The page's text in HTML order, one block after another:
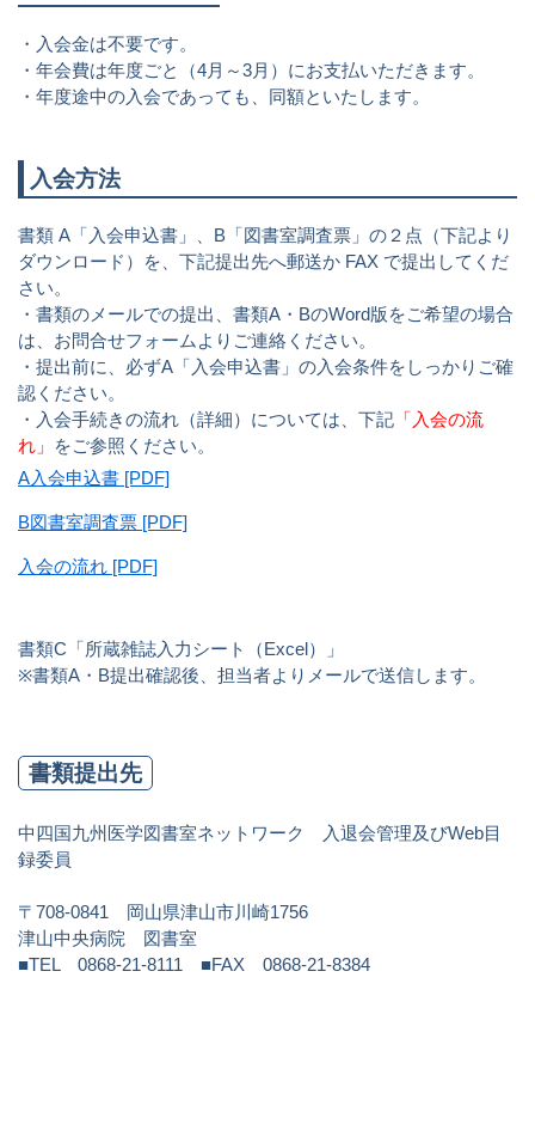
・入会金は不要です。
・年会費は年度ごと（4月～3月）にお支払いただきます。
・年度途中の入会であっても、同額といたします。
入会方法
書類 A「入会申込書」、B「図書室調査票」の２点（下記より
ダウンロード）を、下記提出先へ郵送か FAX で提出してくだ
さい。
・書類のメールでの提出、書類A・BのWord版をご希望の場合
は、お問合せフォームよりご連絡ください。
・提出前に、必ずA「入会申込書」の入会条件をしっかりご確
認ください。
・入会手続きの流れ（詳細）については、下記 「入会の流
れ」
をご参照ください。
A入会申込書 [PDF]
B図書室調査票 [PDF]
入会の流れ [PDF]
書類C「所蔵雑誌入力シート（Excel）」
※書類A・B提出確認後、担当者よりメールで送信します。
書類提出先
中四国九州医学図書室ネットワーク 入退会管理及びWeb目
録委員
〒708-0841 岡山県津山市川崎1756
津山中央病院 図書室
■TEL 0868-21-8111 ■FAX 0868-21-8384